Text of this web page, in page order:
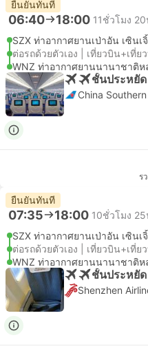
ยืนยันทันที
06:40 18:00 11ชั่วโมง
SZX ท่าอากาศยานเป่าอัน เซินเ
ต่อรถด้วยตัวเอง | เที่ยวบิน+เที่ย
WNZ ท่าอากาศยานนานาชาติห
ชั้นประหยั
China
ร
ยืนยันทันที
07:35 18:00 10ชั่วโมง
SZX ท่าอากาศยานเป่าอัน เซินเ
ต่อรถด้วยตัวเอง | เที่ยวบิน+เที่ย
WNZ ท่าอากาศยานนานาชาติห
ชั้นประหยัด
Shenzhen